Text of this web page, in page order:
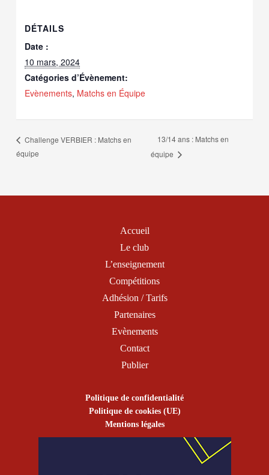
DÉTAILS
Date :
10 mars, 2024
Catégories d’Évènement:
Evènements, Matchs en Équipe
Challenge VERBIER : Matchs en
équipe
13/14 ans : Matchs en
équipe
Accueil
Le club
L’enseignement
Compétitions
Adhésion / Tarifs
Partenaires
Evènements
Contact
Publier
Politique de confidentialité
Politique de cookies (UE)
Mentions légales